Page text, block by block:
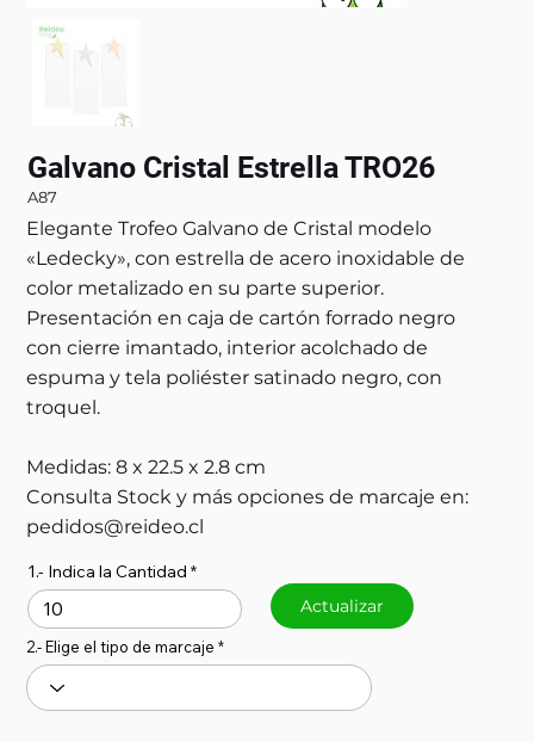
Galvano Cristal Estrella TRO26
A87
Elegante Trofeo Galvano de Cristal modelo
«Ledecky», con estrella de acero inoxidable de
color metalizado en su parte superior.
Presentación en caja de cartón forrado negro
con cierre imantado, interior acolchado de
espuma y tela poliéster satinado negro, con
troquel.
Medidas: 8 x 22.5 x 2.8 cm
Consulta Stock y más opciones de marcaje en:
pedidos@reideo.cl
1.- Indica la Cantidad
Actualizar
2.- Elige el tipo de marcaje